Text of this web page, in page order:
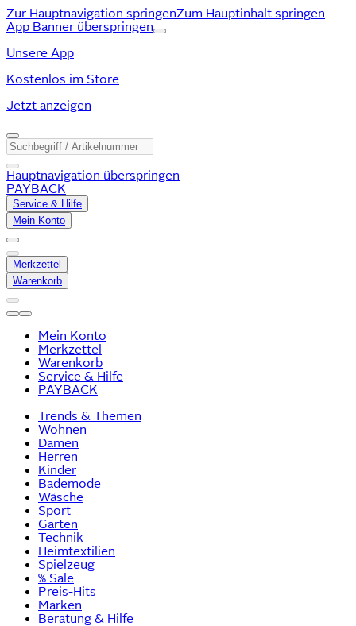
Zur Hauptnavigation springenZum Hauptinhalt springen
App Banner überspringen
Unsere App
Kostenlos im Store
Jetzt anzeigen
Hauptnavigation überspringen
PAYBACK
Service & Hilfe
Mein Konto
Merkzettel
Warenkorb
Mein Konto
Merkzettel
Warenkorb
Service & Hilfe
PAYBACK
Trends & Themen
Wohnen
Damen
Herren
Kinder
Bademode
Wäsche
Sport
Garten
Technik
Heimtextilien
Spielzeug
% Sale
Preis-Hits
Marken
Beratung & Hilfe